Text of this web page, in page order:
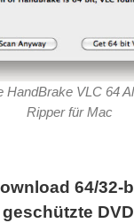
HandBrake VLC 64
Ripper für Mac
64/32-